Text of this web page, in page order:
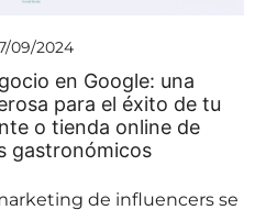
09/2024
en Google: una
para el éxito de tu
o tienda online de
gastronómicos
de influencers se